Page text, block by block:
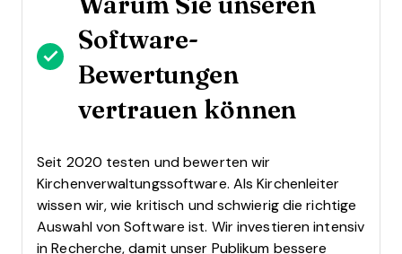
Software-
Bewertungen
vertrauen können
Seit 2020 testen und bewerten wir
Kirchenverwaltungssoftware. Als Kirchenleiter
wissen wir, wie kritisch und schwierig die richtige
Auswahl von Software ist. Wir investieren intensiv
in Recherche, damit unser Publikum bessere